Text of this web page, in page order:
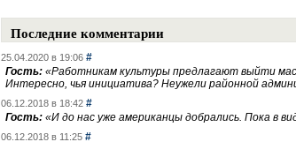
Последние комментарии
25.04.2020 в 19:06 #
Гость: «Работникам культуры предлагают выйти
Интересно, чья инициатива? Неужели районной
06.12.2018 в 18:42 #
Гость: «И до нас уже американцы добрались. Пока в
06.12.2018 в 11:25 #